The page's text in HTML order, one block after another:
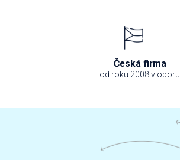
Česká firma
od roku 2008 v oboru